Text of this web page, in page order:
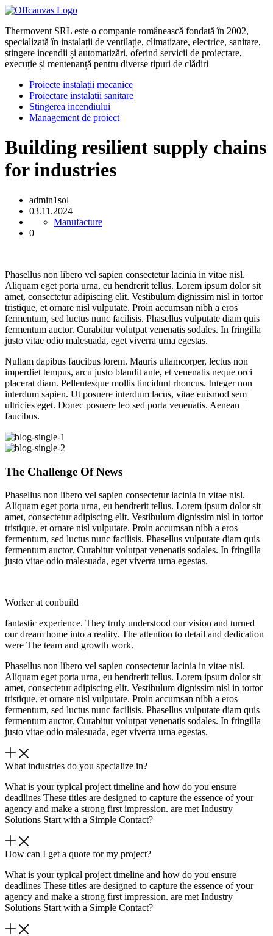
Thermovent SRL este o companie românească fondată în 2002,
specializată în instalații de ventilație, climatizare, electrice, sanitare,
stingere incendii și automatizări, oferind servicii de proiectare,
execuție și mentenanță pentru diverse tipuri de clădiri
Proiecte instalații mecanice
Proiectare instalații sanitare
Stingerea incendiului
Management de proiect
Building resilient supply chains
for industries
admin1sol
03.11.2024
Manufacture
0
Phasellus non libero vel sapien consectetur lacinia in vitae nisl.
Aliquam eget porta urna, eu hendrerit tellus. Lorem ipsum dolor sit
amet, consectetur adipiscing elit. Vestibulum dignissim nisl in tortor
tristique, et ornare nisl vulputate. Proin accumsan nibh a eros
fermentum, sed luctus nunc facilisis. Phasellus vulputate diam quis
fermentum auctor. Curabitur volutpat venenatis sodales. In fringilla
justo vitae odio malesuada, eget viverra urna egestas.
Nullam dapibus faucibus lorem. Mauris ullamcorper, lectus non
imperdiet tempus, arcu justo blandit ante, et venenatis neque orci
placerat diam. Pellentesque mollis tincidunt rhoncus. Integer non
interdum sapien. Ut posuere interdum lacus, vitae euismod sem
ultricies eget. Donec posuere leo sed porta venenatis. Aenean
faucibus.
The Challenge Of News
Phasellus non libero vel sapien consectetur lacinia in vitae nisl.
Aliquam eget porta urna, eu hendrerit tellus. Lorem ipsum dolor sit
amet, consectetur adipiscing elit. Vestibulum dignissim nisl in tortor
tristique, et ornare nisl vulputate. Proin accumsan nibh a eros
fermentum, sed luctus nunc facilisis. Phasellus vulputate diam quis
fermentum auctor. Curabitur volutpat venenatis sodales. In fringilla
justo vitae odio malesuada, eget viverra urna egestas.
Worker at conbuild
fantastic experience. They truly understood our vision and turned
our dream home into a reality. The attention to detail and dedication
were The team and growth work.
Phasellus non libero vel sapien consectetur lacinia in vitae nisl.
Aliquam eget porta urna, eu hendrerit tellus. Lorem ipsum dolor sit
amet, consectetur adipiscing elit. Vestibulum dignissim nisl in tortor
tristique, et ornare nisl vulputate. Proin accumsan nibh a eros
fermentum, sed luctus nunc facilisis. Phasellus vulputate diam quis
fermentum auctor. Curabitur volutpat venenatis sodales. In fringilla
justo vitae odio malesuada, eget viverra urna egestas.
What industries do you specialize in?
What is your typical project timeline and how do you ensure
deadlines These titles are designed to capture the essence of your
agency and make a strong first impression. are met Industry
Solutions Start with a Simple Contact?
How can I get a quote for my project?
What is your typical project timeline and how do you ensure
deadlines These titles are designed to capture the essence of your
agency and make a strong first impression. are met Industry
Solutions Start with a Simple Contact?